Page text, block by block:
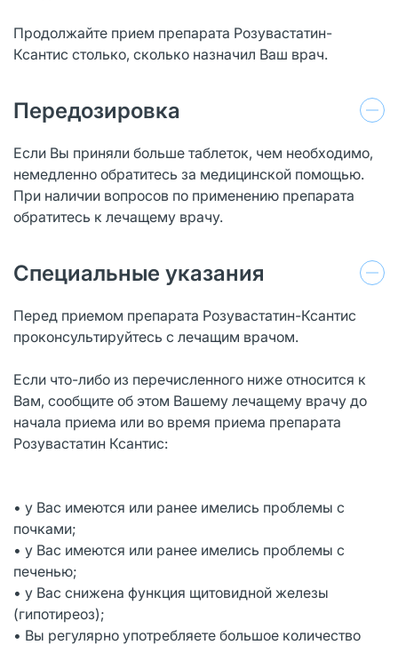
Продолжайте прием препарата Розувастатин-
Ксантис столько, сколько назначил Ваш врач.
Передозировка
Если Вы приняли больше таблеток, чем необходимо,
немедленно обратитесь за медицинской помощью.
При наличии вопросов по применению препарата
обратитесь к лечащему врачу.
Специальные указания
Перед приемом препарата Розувастатин-Ксантис
проконсультируйтесь с лечащим врачом.
Если что-либо из перечисленного ниже относится к
Вам, сообщите об этом Вашему лечащему врачу до
начала приема или во время приема препарата
Розувастатин Ксантис:
• у Вас имеются или ранее имелись проблемы с
почками;
• у Вас имеются или ранее имелись проблемы с
печенью;
• у Вас снижена функция щитовидной железы
(гипотиреоз);
• Вы регулярно употребляете большое количество